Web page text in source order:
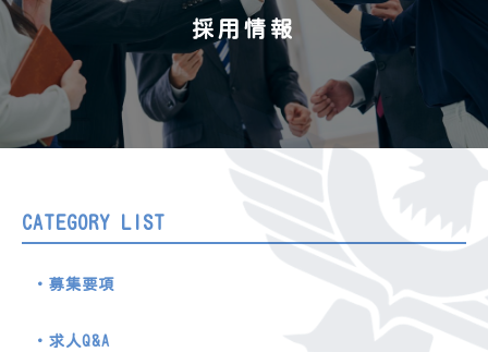
採用情報
CATEGORY LIST
募集要項
求人Q&A